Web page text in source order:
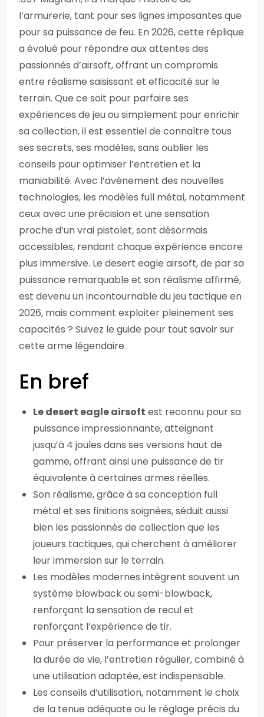
l’armurerie, tant pour ses lignes imposantes que
pour sa puissance de feu. En 2026, cette réplique
a évolué pour répondre aux attentes des
passionnés d’airsoft, offrant un compromis
entre réalisme saisissant et efficacité sur le
terrain. Que ce soit pour parfaire ses
expériences de jeu ou simplement pour enrichir
sa collection, il est essentiel de connaître tous
ses secrets, ses modèles, sans oublier les
conseils pour optimiser l’entretien et la
maniabilité. Avec l’avènement des nouvelles
technologies, les modèles full métal, notamment
ceux avec une précision et une sensation
proche d’un vrai pistolet, sont désormais
accessibles, rendant chaque expérience encore
plus immersive. Le desert eagle airsoft, de par sa
puissance remarquable et son réalisme affirmé,
est devenu un incontournable du jeu tactique en
2026, mais comment exploiter pleinement ses
capacités ? Suivez le guide pour tout savoir sur
cette arme légendaire.
En bref
Le desert eagle airsoft est reconnu pour sa
puissance impressionnante, atteignant
jusqu’à 4 joules dans ses versions haut de
gamme, offrant ainsi une puissance de tir
équivalente à certaines armes réelles.
Son réalisme, grâce à sa conception full
métal et ses finitions soignées, séduit aussi
bien les passionnés de collection que les
joueurs tactiques, qui cherchent à améliorer
leur immersion sur le terrain.
Les modèles modernes intègrent souvent un
système blowback ou semi-blowback,
renforçant la sensation de recul et
renforçant l’expérience de tir.
Pour préserver la performance et prolonger
la durée de vie, l’entretien régulier, combiné à
une utilisation adaptée, est indispensable.
Les conseils d’utilisation, notamment le choix
de la tenue adéquate ou le réglage précis du